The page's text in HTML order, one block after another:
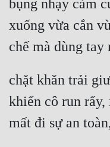
bụng nhạy cảm
xuống vừa cắn
chế mà dùng tay
chặt khăn trải
khiến cô run
mất đi sự an